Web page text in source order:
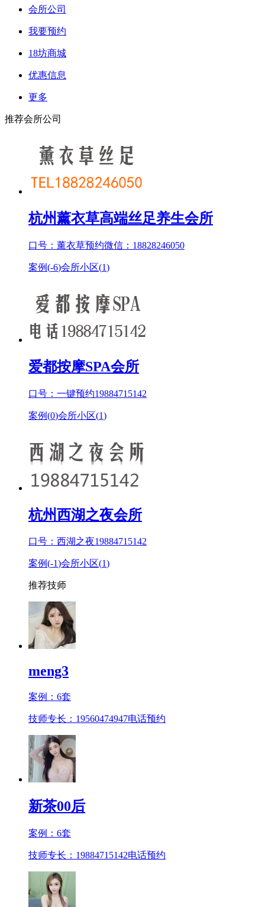
会所公司
我要预约
18坊商城
优惠信息
更多
推荐会所公司
杭州薰衣草高端丝足养生会所
口号：薰衣草预约微信：18828246050
案例(-6)会所小区(1)
爱都按摩SPA会所
口号：一键预约19884715142
案例(0)会所小区(1)
杭州西湖之夜会所
口号：西湖之夜19884715142
案例(-1)会所小区(1)
推荐技师
meng3
案例： 6套
技师专长：19560474947电话预约
新茶00后
案例： 6套
技师专长：19884715142电话预约